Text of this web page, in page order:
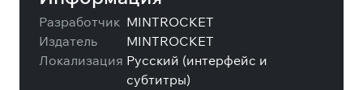
Разработчик MINTROCKET
Издатель
MINTROCKET
Локализация Русский (интерфейс и
субтитры)